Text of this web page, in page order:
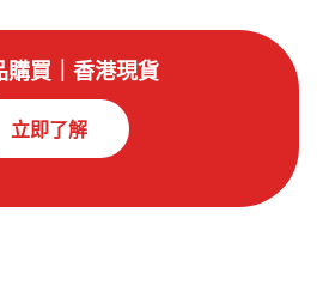
購買｜香港現貨
立即了解